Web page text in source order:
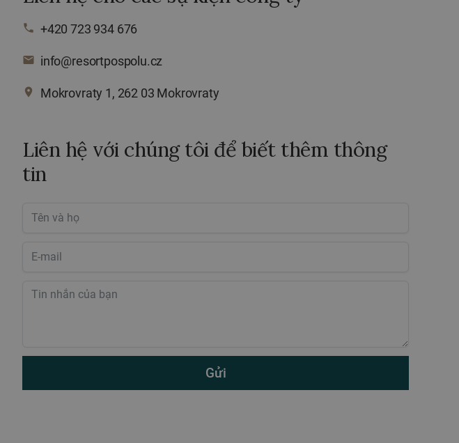
phone +420 723 934 676
email info@resortpospolu.cz
place Mokrovraty 1, 262 03 Mokrovraty
Liên hệ với chúng tôi để biết thêm thông
tin